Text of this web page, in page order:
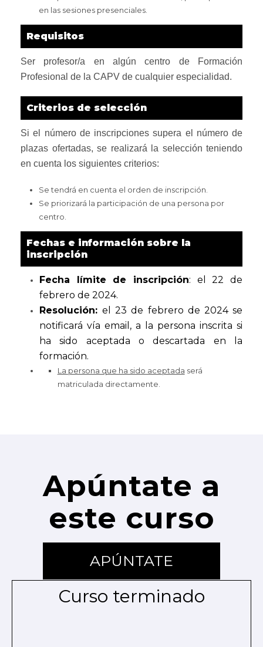
en las sesiones presenciales.
Requisitos
Ser profesor/a en algún centro de Formación
Profesional de la CAPV de cualquier especialidad.
Criterios de selección
Si el número de inscripciones supera el número de
plazas ofertadas, se realizará la selección teniendo
en cuenta los siguientes criterios:
Se tendrá en cuenta el orden de inscripción.
Se priorizará la participación de una persona por
centro.
Fechas e información sobre la
inscripción
Fecha límite de inscripción: el 22 de
febrero de 2024.
Resolución:el 23 de febrero de 2024 se
notificará vía email, a la persona inscrita si
ha sido aceptada o descartada en la
formación.
La persona que ha sido aceptada será
matriculada directamente.
Apúntate a
este curso
APÚNTATE
Curso terminado